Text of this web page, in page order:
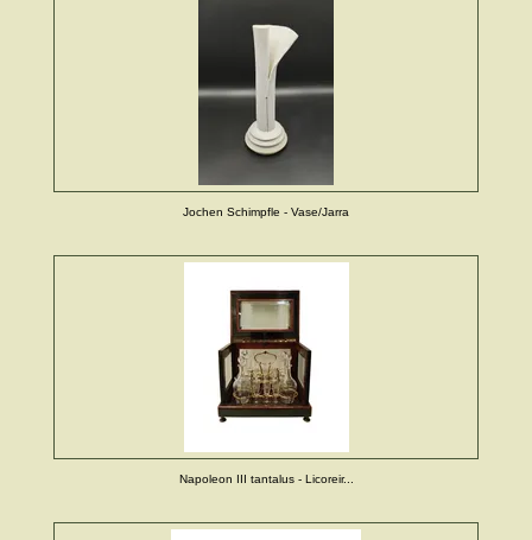
Jochen Schimpfle - Vase/Jarra
Napoleon III tantalus - Licoreir...